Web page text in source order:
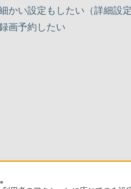
かい設定もしたい（詳細設定
画予約したい